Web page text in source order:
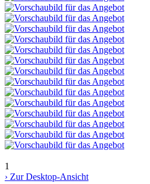
1
› Zur Desktop-Ansicht